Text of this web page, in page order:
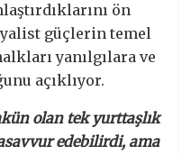
ön
güçlerin temel
yanılgılara ve
açıklıyor.
olan tek yurttaşlık
edebilirdi, ama